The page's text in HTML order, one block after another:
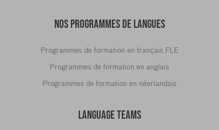
NOS PROGRAMMES DE LANGUES
Programmes de formation en français FLE
Programmes de formation en anglais
Programmes de formation en néerlandais
LANGUAGE TEAMS